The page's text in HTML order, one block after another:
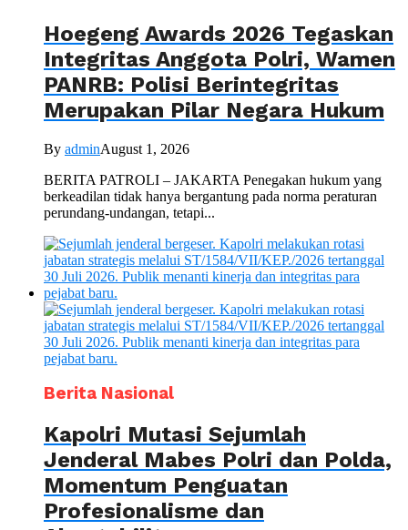
Hoegeng Awards 2026 Tegaskan
Integritas Anggota Polri, Wamen
PANRB: Polisi Berintegritas
Merupakan Pilar Negara Hukum
By adminAugust 1, 2026
BERITA PATROLI – JAKARTA Penegakan hukum yang
berkeadilan tidak hanya bergantung pada norma peraturan
perundang-undangan, tetapi...
Berita Nasional
Kapolri Mutasi Sejumlah
Jenderal Mabes Polri dan Polda,
Momentum Penguatan
Profesionalisme dan